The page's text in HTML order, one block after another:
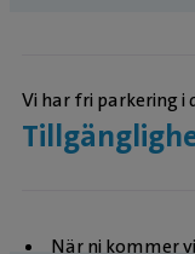
Vi har fri parkering
När ni kommer